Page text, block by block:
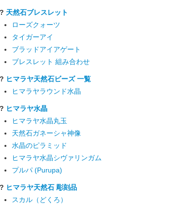
? 天然石ブレスレット
ローズクォーツ
タイガーアイ
ブラッドアイアゲート
ブレスレット 組み合わせ
? ヒマラヤ天然石ビーズ 一覧
ヒマラヤラウンド水晶
? ヒマラヤ水晶
ヒマラヤ水晶丸玉
天然石ガネーシャ神像
水晶のピラミッド
ヒマラヤ水晶シヴァリンガム
プルパ (Purupa)
? ヒマラヤ天然石 彫刻品
スカル（どくろ）